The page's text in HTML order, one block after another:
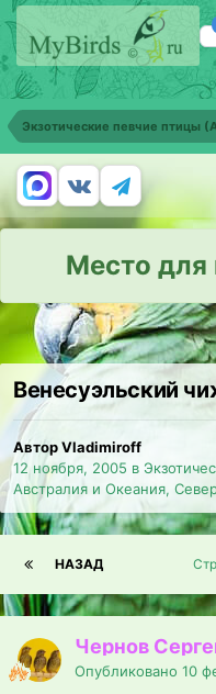
Место
Венесуэльский
Автор Vladimiroff
12 ноября, 2005 в
Австралия и Океания,
НАЗАД
Чернов
Опубликовано 10